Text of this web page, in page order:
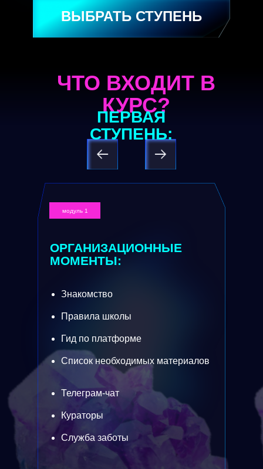
ВЫБРАТЬ СТУПЕНЬ
ЧТО ВХОДИТ В
КУРС?
ПЕРВАЯ
СТУПЕНЬ:
Телеграм-чат
Кураторы
Служба заботы
модуль 1
ОРГАНИЗАЦИОННЫЕ
МОМЕНТЫ:
Знакомство
Правила школы
Гид по платформе
Список необходимых материалов